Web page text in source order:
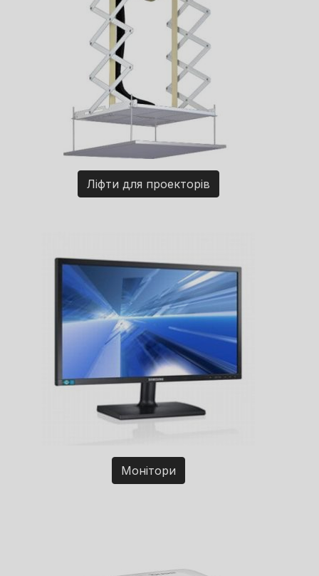
Ліфти для проекторів
Монітори